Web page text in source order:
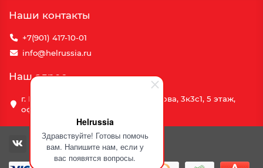
Helrussia
Здравствуйте! Готовы помочь
вам. Напишите нам, если у
вас появятся вопросы.
Наши контакты
+7(901) 417-10-01
info@helrussia.ru
Наш адрес
г. Москва, улица Василия Петушкова, 3к3c1, 5 этаж,
офис 69